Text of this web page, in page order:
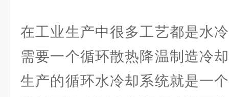
在工业生产中很多工艺都是水
需要一个循环散热降温制造冷
生产的循环水冷却系统就是一